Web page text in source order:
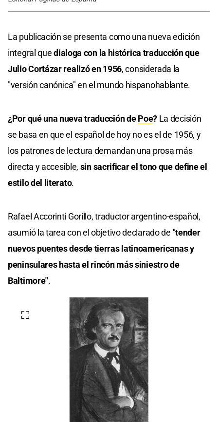
La publicación se presenta como una nueva edición
integral quedialoga con la histórica traducción que
Julio Cortázar realizó en 1956, considerada la
"versión canónica" en el mundo hispanohablante.
¿Por qué una nueva traducción dePoe? La decisión
se basa en que el español de hoy no es el de 1956, y
los patrones de lectura demandan una prosa más
directa y accesible, sin sacrificar el tono que define el
estilo del literato.
Rafael Accorinti Gorillo, traductor argentino-español,
asumió la tarea con el objetivo declarado de "tender
nuevos puentes desde tierras latinoamericanas y
peninsulares hasta el rincón más siniestro de
Baltimore".